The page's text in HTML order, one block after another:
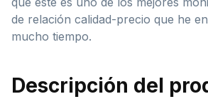
de relación calidad-precio que he
mucho tiempo.
Descripción del